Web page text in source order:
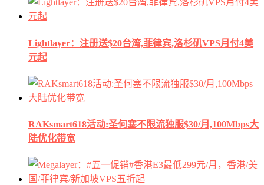
Lightlayer：注册送$20台湾,菲律宾,洛杉矶VPS月付4美
元起
RAKsmart618活动:圣何塞不限流独服$30/月,100Mbps大
陆优化带宽